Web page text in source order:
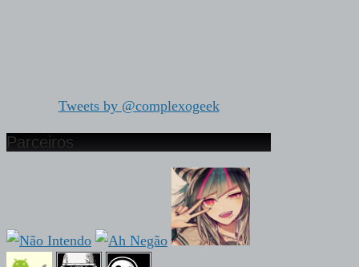
Tweets by @complexogeek
Parceiros